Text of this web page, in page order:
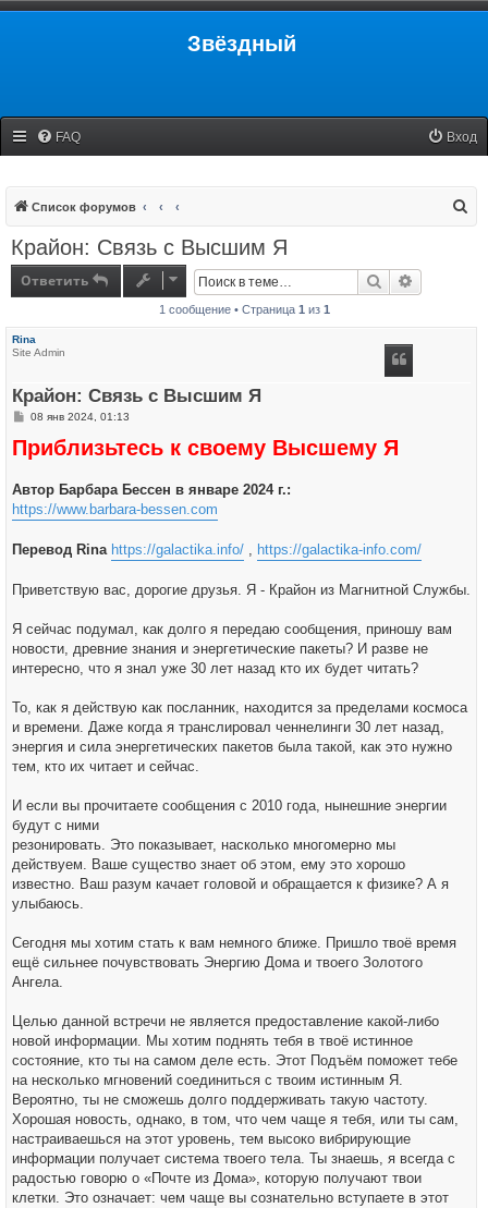
Звёздный
FAQ Вход
Список форумов
Крайон: Связь с Высшим Я
Ответить Поиск
1 сообщение • Страница 1 из 1
Rina
Site Admin
Крайон: Связь с Высшим Я
С
о
б
н
и
е
08 янв 2024, 01:13
Приблизьтесь к своему Высшему Я
Автор Барбара Бессен в январе 2024 г.:
https://www.barbara-bessen.com
Перевод Rina https://galactika.info/ , https://galactika-info.com/
Приветствую вас, дорогие друзья. Я - Крайон из Магнитной Службы.
Я сейчас подумал, как долго я передаю сообщения, приношу вам
новости, древние знания и энергетические пакеты? И разве не
интересно, что я знал уже 30 лет назад кто их будет читать?
То, как я действую как посланник, находится за пределами космоса
и времени. Даже когда я транслировал ченнелинги 30 лет назад,
энергия и сила энергетических пакетов была такой, как это нужно
тем, кто их читает и сейчас.
И если вы прочитаете сообщения с 2010 года, нынешние энергии
будут с ними
резонировать. Это показывает, насколько многомерно мы
действуем. Ваше существо знает об этом, ему это хорошо
известно. Ваш разум качает головой и обращается к физике? А я
улыбаюсь.
Сегодня мы хотим стать к вам немного ближе. Пришло твоё время
ещё сильнее почувствовать Энергию Дома и твоего Золотого
Ангела.
Целью данной встречи не является предоставление какой-либо
новой информации. Мы хотим поднять тебя в твоё истинное
состояние, кто ты на самом деле есть. Этот Подъём поможет тебе
на несколько мгновений соединиться с твоим истинным Я.
Вероятно, ты не сможешь долго поддерживать такую частоту.
Хорошая новость, однако, в том, что чем чаще я тебя, или ты сам,
настраиваешься на этот уровень, тем высоко вибрирующие
информации получает система твоего тела. Ты знаешь, я всегда с
радостью говорю о «Почте из Дома», которую получают твои
клетки. Это означает: чем чаще вы сознательно вступаете в этот